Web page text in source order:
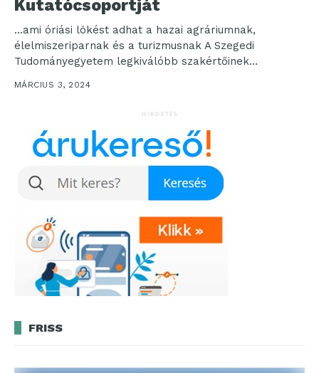
Kutatócsoportját
…ami óriási lökést adhat a hazai agráriumnak,
élelmiszeriparnak és a turizmusnak A Szegedi
Tudományegyetem legkiválóbb szakértőinek
részvételével megalakul Magyarország első olyan
kutatócsoportja, amely...
MÁRCIUS 3, 2024
HIRDETÉS
FRISS